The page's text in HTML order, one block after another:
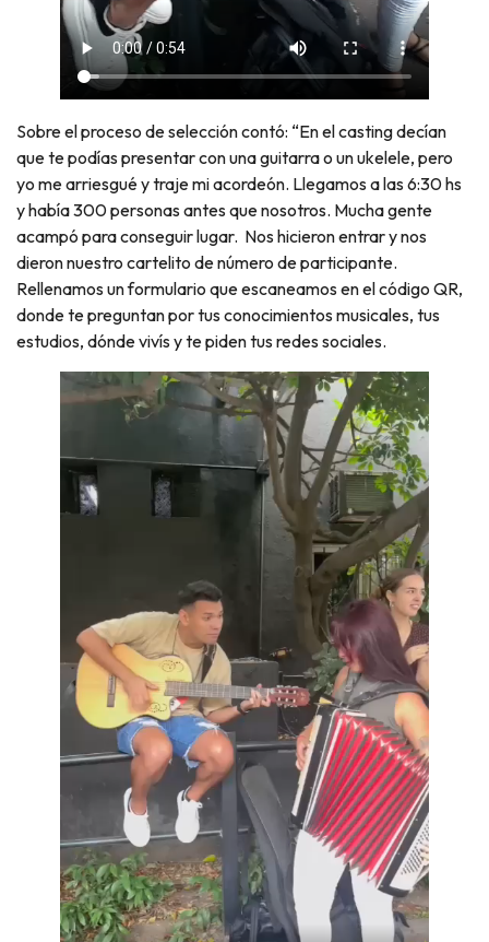
Sobre el proceso de selección contó: “En el casting decían
que te podías presentar con una guitarra o un ukelele, pero
yo me arriesgué y traje mi acordeón. Llegamos a las 6:30 hs
y había 300 personas antes que nosotros. Mucha gente
acampó para conseguir lugar. Nos hicieron entrar y nos
dieron nuestro cartelito de número de participante.
Rellenamos un formulario que escaneamos en el código QR,
donde te preguntan por tus conocimientos musicales, tus
estudios, dónde vivís y te piden tus redes sociales.